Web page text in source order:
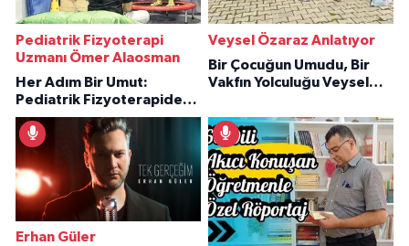
Pediatrik Fizyoterapi
Uzmanı Ömer Alaosman
Her Adım Bir Umut:
Pediatrik Fizyoterapiden
İlham Veren Hikâyeler
Veysel Özaraz Anlatıyor
Bir Çocuğun Umudu, Bir
Vakfın Yolculuğu Veysel
Erhan Güler